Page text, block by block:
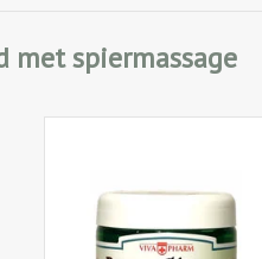
met spiermassage
werkzame natuurlijke extracten
en essentiële oliën wordt
aanbevolen voor het